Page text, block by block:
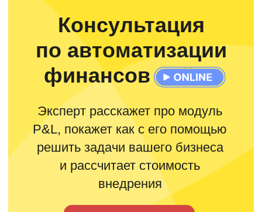
Руководители
Согласовывают заявки на оплату
через telegram bot и мини
приложение